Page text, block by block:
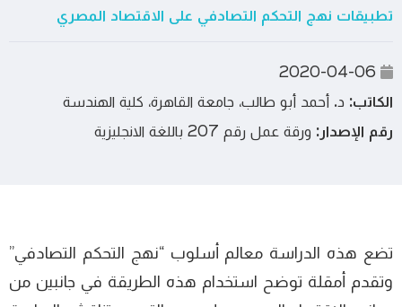
تطبيقات نهج التحكم التصادفي على الاقتصاد المصري
الكاتب: د. أحمد أبو طالب، جامعة القاهرة، كلية الهندسة
رقم الإصدار: ورقة عمل رقم 207 باللغة الانجليزية
تضع هذه الدراسة معالم أسلوب “نهج التحكم التصادفي”
وتقدم أمقلة توضح استخدام هذه الطريقة في جانبين من